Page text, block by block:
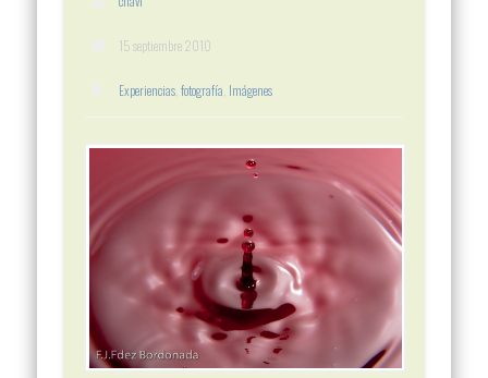
15 septiembre 2010
Experiencias ,fotografía Imágenes